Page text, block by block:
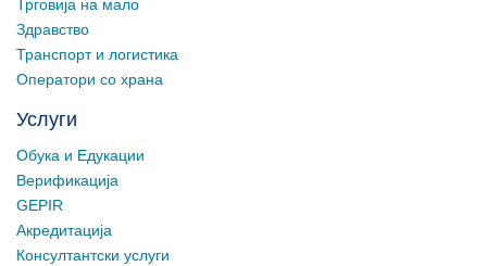
Трговија на мало
Здравство
Транспорт и логистика
Оператори со храна
Услуги
Обука и Едукации
Верификација
GEPIR
Акредитација
Консултантски услуги